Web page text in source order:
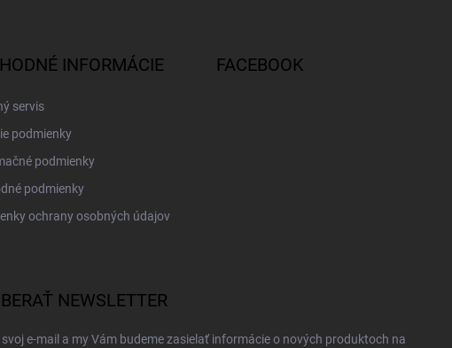
INFORMÁCIE
servis
podmienky
podmienky
podmienky
ochrany osobných údajov
FACEBOOK
NEWSLETTER
e-mail a my Vám budeme zasielať informácie o nových produktoch na